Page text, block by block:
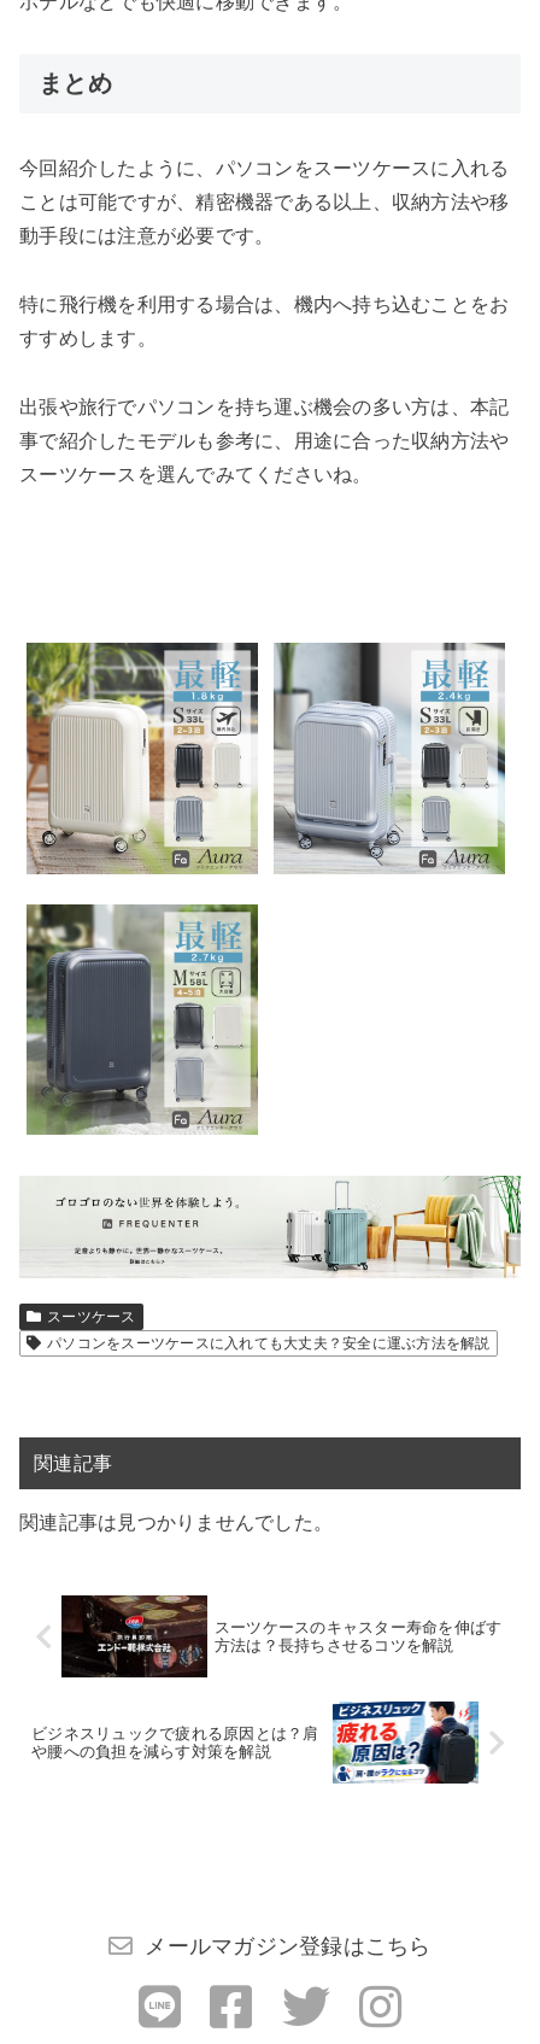
まとめ
今回紹介したように、パソコンをスーツケースに入れる
ことは可能ですが、精密機器である以上、収納方法や移
動手段には注意が必要です。
特に飛行機を利用する場合は、機内へ持ち込むことをお
すすめします。
出張や旅行でパソコンを持ち運ぶ機会の多い方は、本記
事で紹介したモデルも参考に、用途に合った収納方法や
スーツケースを選んでみてくださいね。
スーツケース
パソコンをスーツケースに入れても大丈夫？安全に運ぶ方法を解説
関連記事
関連記事は見つかりませんでした。
スーツケースのキャスター寿命を伸ばす
方法は？長持ちさせるコツを解説
ビジネスリュックで疲れる原因とは？肩
や腰への負担を減らす対策を解説
メールマガジン登録はこちら